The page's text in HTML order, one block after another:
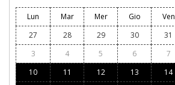
Lun Mar Mer Gio Ven
27
28 29 30 31
3
4 5 6 7
10
11 12 13 14